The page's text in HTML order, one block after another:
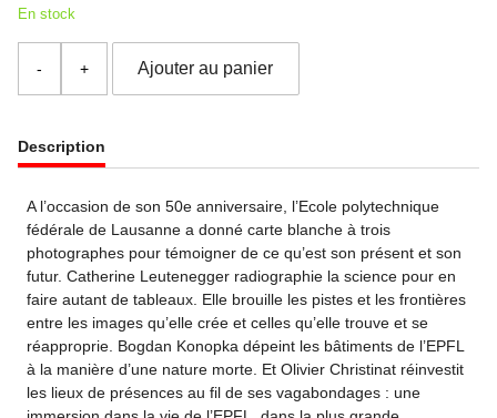
En stock
Regards
l'EPFL
-
ans
de
l'EPFL
Ajouter au panier
Description
A l’occasion de son 50e anniversaire, l’Ecole polytechnique
fédérale de Lausanne a donné carte blanche à trois
photographes pour témoigner de ce qu’est son présent et son
futur. Catherine Leutenegger radiographie la science pour en
faire autant de tableaux. Elle brouille les pistes et les frontières
entre les images qu’elle crée et celles qu’elle trouve et se
réapproprie. Bogdan Konopka dépeint les bâtiments de l’EPFL
à la manière d’une nature morte. Et Olivier Christinat réinvestit
les lieux de présences au fil de ses vagabondages : une